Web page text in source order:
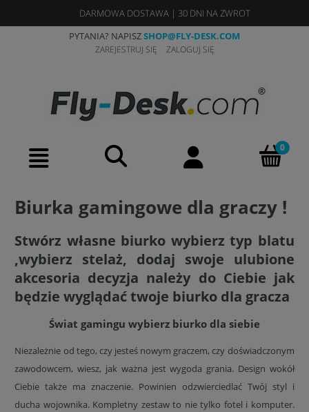
DARMOWA DOSTAWA | 30 DNI NA ZWROT
PYTANIA? NAPISZSHOP@FLY-DESK.COM
ZAREJESTRUJ SIĘ ZALOGUJ SIĘ
Biurka gamingowe dla graczy !
Stwórz własne biurko wybierz typ blatu
,wybierz stelaż, dodaj swoje ulubione
akcesoria decyzja należy do Ciebie jak
będzie wyglądać twoje biurko dla gracza
Świat gamingu wybierz biurko dla siebie
Niezależnie od tego, czy jesteś nowym graczem, czy doświadczonym
zawodowcem, wiesz, jak ważna jest wygoda grania. Design wokół
Ciebie także ma znaczenie. Powinien odzwierciedlać Twój styl i
ducha wojownika. Kompletny zestaw to nie tylko fotel i komputer.